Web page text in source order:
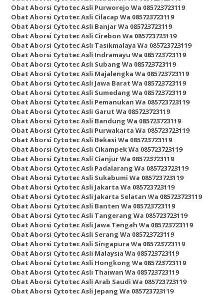
Obat Aborsi Cytotec Asli Purworejo Wa 085723723119
Obat Aborsi Cytotec Asli Cilacap Wa 085723723119
Obat Aborsi Cytotec Asli Banjar Wa 085723723119
Obat Aborsi Cytotec Asli Cirebon Wa 085723723119
Obat Aborsi Cytotec Asli Tasikmalaya Wa 085723723119
Obat Aborsi Cytotec Asli Indramayu Wa 085723723119
Obat Aborsi Cytotec Asli Subang Wa 085723723119
Obat Aborsi Cytotec Asli Majalengka Wa 085723723119
Obat Aborsi Cytotec Asli Jawa Barat Wa 085723723119
Obat Aborsi Cytotec Asli Sumedang Wa 085723723119
Obat Aborsi Cytotec Asli Pemanukan Wa 085723723119
Obat Aborsi Cytotec Asli Garut Wa 085723723119
Obat Aborsi Cytotec Asli Bandung Wa 085723723119
Obat Aborsi Cytotec Asli Purwakarta Wa 085723723119
Obat Aborsi Cytotec Asli Bekasi Wa 085723723119
Obat Aborsi Cytotec Asli Cikampek Wa 085723723119
Obat Aborsi Cytotec Asli Cianjur Wa 085723723119
Obat Aborsi Cytotec Asli Padalarang Wa 085723723119
Obat Aborsi Cytotec Asli Sukabumi Wa 085723723119
Obat Aborsi Cytotec Asli Jakarta Wa 085723723119
Obat Aborsi Cytotec Asli Jakarta Selatan Wa 085723723119
Obat Aborsi Cytotec Asli Banten Wa 085723723119
Obat Aborsi Cytotec Asli Tangerang Wa 085723723119
Obat Aborsi Cytotec Asli Jawa Tengah Wa 085723723119
Obat Aborsi Cytotec Asli Serang Wa 085723723119
Obat Aborsi Cytotec Asli Singapura Wa 085723723119
Obat Aborsi Cytotec Asli Malaysia Wa 085723723119
Obat Aborsi Cytotec Asli Hongkong Wa 085723723119
Obat Aborsi Cytotec Asli Thaiwan Wa 085723723119
Obat Aborsi Cytotec Asli Arab Saudi Wa 085723723119
Obat Aborsi Cytotec Asli Jepang Wa 085723723119